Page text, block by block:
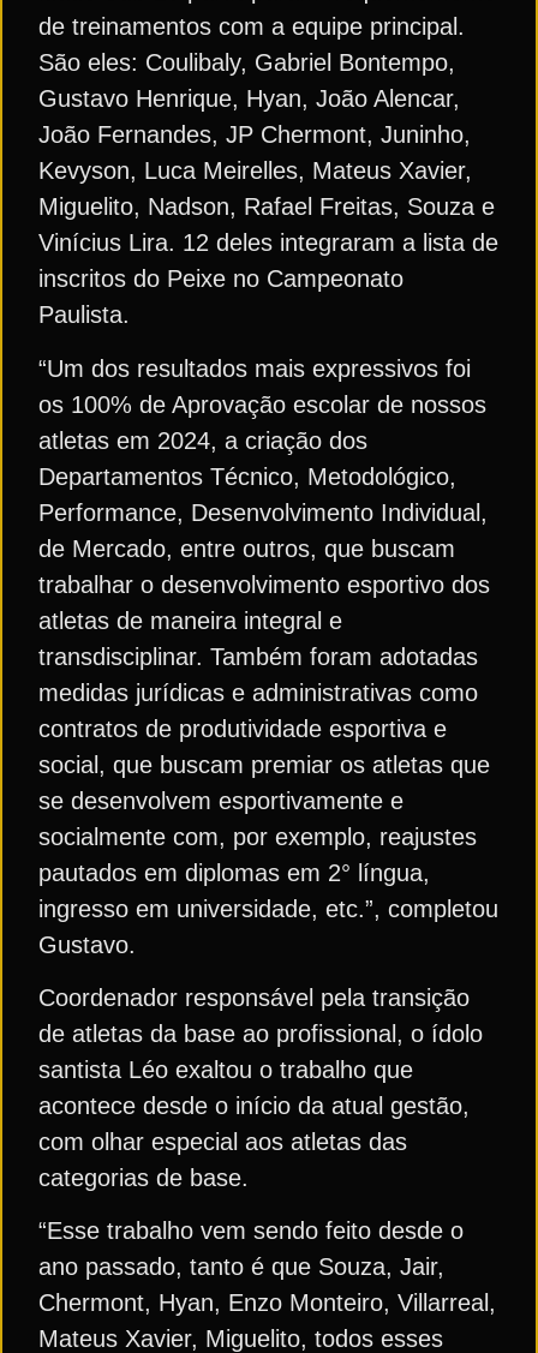
de treinamentos com a equipe principal.
São eles: Coulibaly, Gabriel Bontempo,
Gustavo Henrique, Hyan, João Alencar,
João Fernandes, JP Chermont, Juninho,
Kevyson, Luca Meirelles, Mateus Xavier,
Miguelito, Nadson, Rafael Freitas, Souza e
Vinícius Lira. 12 deles integraram a lista de
inscritos do Peixe no Campeonato
Paulista.
“Um dos resultados mais expressivos foi
os 100% de Aprovação escolar de nossos
atletas em 2024, a criação dos
Departamentos Técnico, Metodológico,
Performance, Desenvolvimento Individual,
de Mercado, entre outros, que buscam
trabalhar o desenvolvimento esportivo dos
atletas de maneira integral e
transdisciplinar. Também foram adotadas
medidas jurídicas e administrativas como
contratos de produtividade esportiva e
social, que buscam premiar os atletas que
se desenvolvem esportivamente e
socialmente com, por exemplo, reajustes
pautados em diplomas em 2° língua,
ingresso em universidade, etc.”, completou
Gustavo.
Coordenador responsável pela transição
de atletas da base ao profissional, o ídolo
santista Léo exaltou o trabalho que
acontece desde o início da atual gestão,
com olhar especial aos atletas das
categorias de base.
“Esse trabalho vem sendo feito desde o
ano passado, tanto é que Souza, Jair,
Chermont, Hyan, Enzo Monteiro, Villarreal,
Mateus Xavier, Miguelito, todos esses